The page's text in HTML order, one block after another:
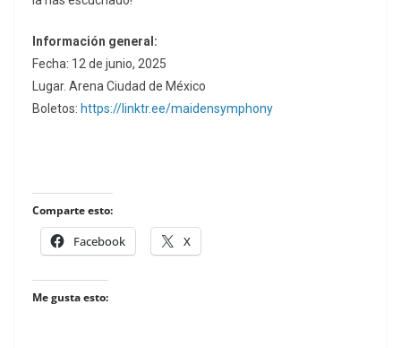
Información general:
Fecha: 12 de junio, 2025
Lugar. Arena Ciudad de México
Boletos: https://linktr.ee/maidensymphony
Comparte esto:
Facebook X
Me gusta esto: